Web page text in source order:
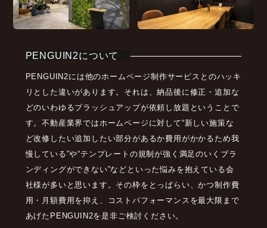
PENGUIN2について
PENGUIN2には他のホームページ制作サービスとのハッキ
リとした違いがあります。それは、納品後に修正・追加な
どのいわゆるブラッシュアップが依頼し放題ということで
す。不動産業界ではホームページに対して“新しい施策な
ど改修したい追加したい部分があるか費用がかかるため我
慢している”や“テンプレートの規制が強く満足のいくブラ
ンディングができない”などといった悩みを抱えている会
社様が多いと思います。その枠をとっぱらい、かつ制作費
用・月額費用を抑え、コストパフォーマンスを最大限まで
あげたPENGUIN2を是非ご検討ください。